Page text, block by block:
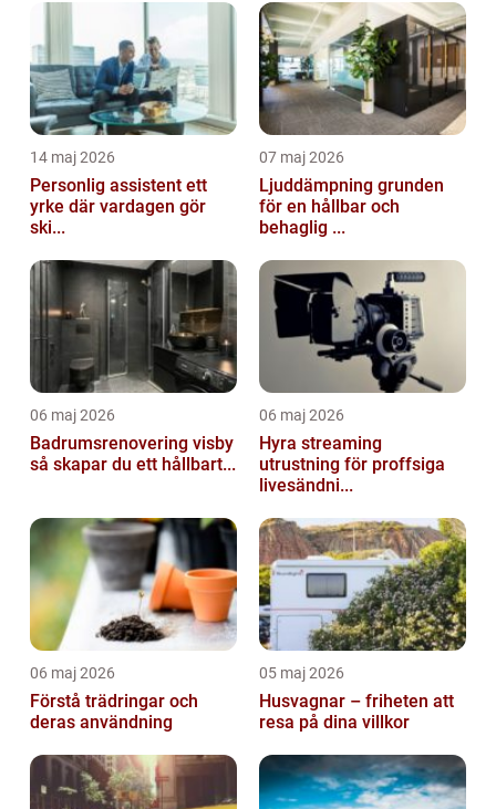
14 maj 2026
Personlig assistent ett
yrke där vardagen gör
ski...
07 maj 2026
Ljuddämpning grunden
för en hållbar och
behaglig ...
06 maj 2026
Badrumsrenovering visby
så skapar du ett hållbart...
06 maj 2026
Hyra streaming
utrustning för proffsiga
livesändni...
06 maj 2026
Förstå trädringar och
deras användning
05 maj 2026
Husvagnar – friheten att
resa på dina villkor